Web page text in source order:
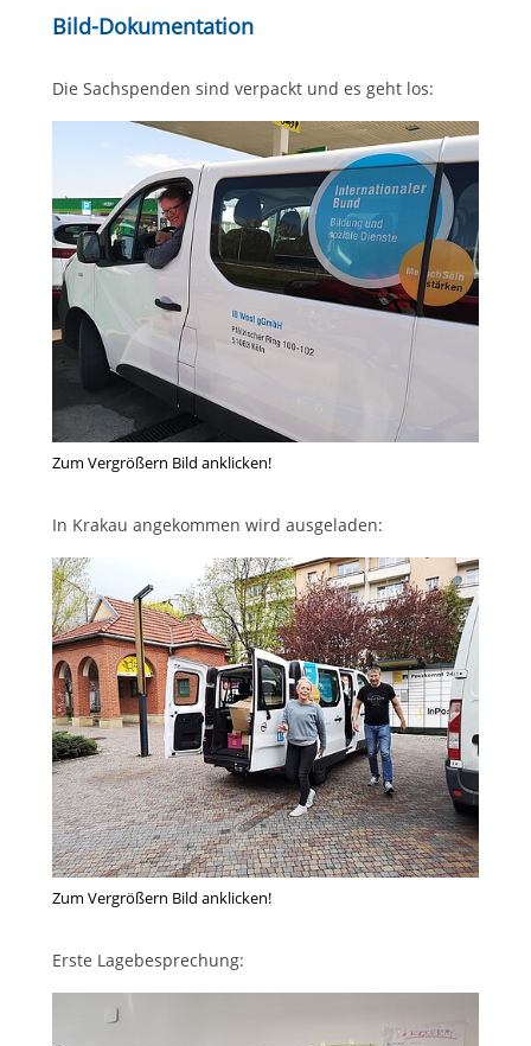
Bild-Dokumentation
Die Sachspenden sind verpackt und es geht los:
Zum Vergrößern Bild anklicken!
In Krakau angekommen wird ausgeladen:
Zum Vergrößern Bild anklicken!
Erste Lagebesprechung: